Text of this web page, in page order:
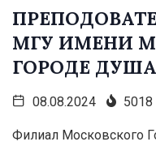
МГУ ИМЕНИ
ГОРОДЕ
08.08.2024 5018
Филиал Московского